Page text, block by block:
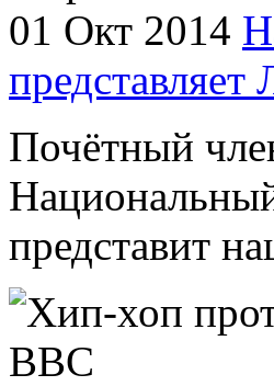
01 Окт 2014
представляет
Почётный
представит